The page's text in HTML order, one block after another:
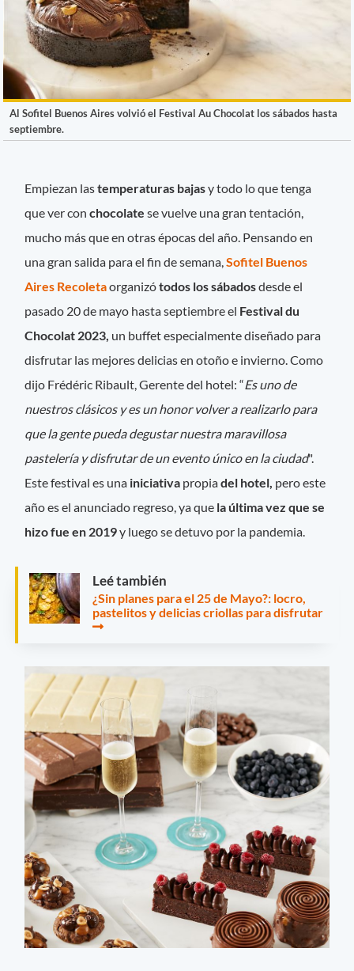
Al Sofitel Buenos Aires volvió el Festival Au Chocolat los sábados hasta
septiembre.
Empiezan lastemperaturas bajasy todo lo que tenga
que ver conchocolatese vuelve una gran tentación,
mucho más que en otras épocas del año. Pensando en
una gran salida para el fin de semana,Sofitel Buenos
Aires Recoletaorganizótodos los sábadosdesde el
pasado 20 de mayo hasta septiembre el Festival du
Chocolat 2023, un buffet especialmente diseñado para
disfrutar las mejores delicias en otoño e invierno. Como
dijo Frédéric Ribault, Gerente del hotel: “Es uno de
nuestros clásicos y es un honor volver a realizarlo para
que la gente pueda degustar nuestra maravillosa
pastelería y disfrutar de un evento único en la ciudad".
Este festival es una iniciativa propiadel hotel, pero este
año es el anunciado regreso, ya que la última vez que se
hizo fue en 2019y luego se detuvo por la pandemia.
Leé también
¿Sin planes para el 25 de Mayo?: locro,
pastelitos y delicias criollas para disfrutar